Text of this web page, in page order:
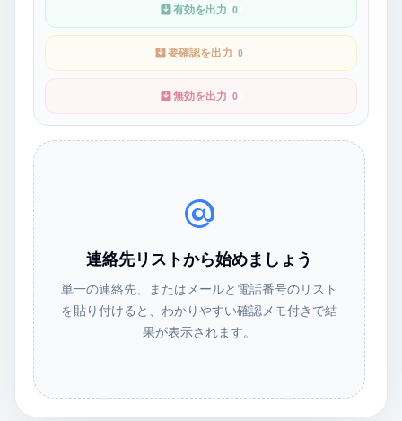
有効を出力 0
要確認を出力 0
無効を出力 0
連絡先リストから始めましょう
単一の連絡先、またはメールと電話番号のリスト
を貼り付けると、わかりやすい確認メモ付きで結
果が表示されます。